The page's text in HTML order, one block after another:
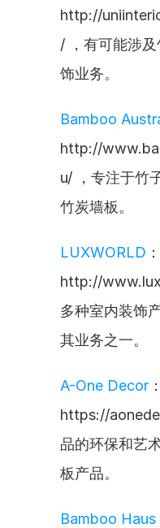
http://
/ ，有可能涉
饰业务。
Bamboo
http://
u/ ，专注于竹
竹炭墙板。
LUXWORLD
http://
多种室内装饰
其业务之一。
A-One Decor
https://
品的环保和艺
板产品。
Bamboo Haus